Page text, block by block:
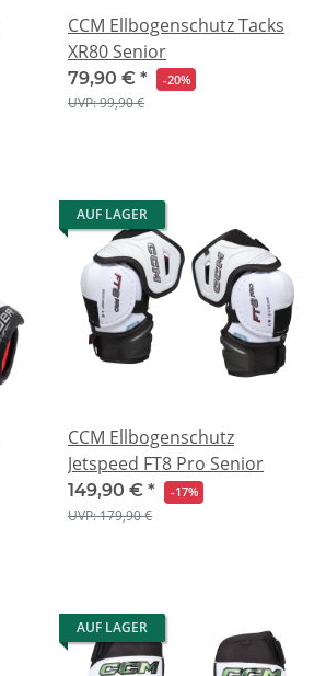
CCM Ellbogenschutz Tacks
XR80 Senior
79,90 € * -20%
UVP: 99,90 €
AUF LAGER
CCM Ellbogenschutz
Jetspeed FT8 Pro Senior
149,90 € * -17%
UVP: 179,90 €
AUF LAGER